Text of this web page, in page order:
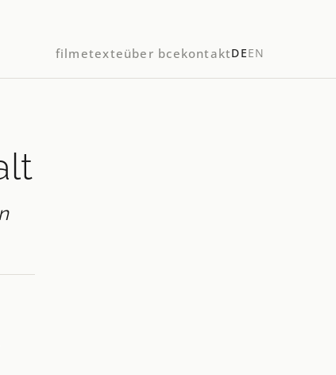
filmetexteüber bcekontaktDEEN